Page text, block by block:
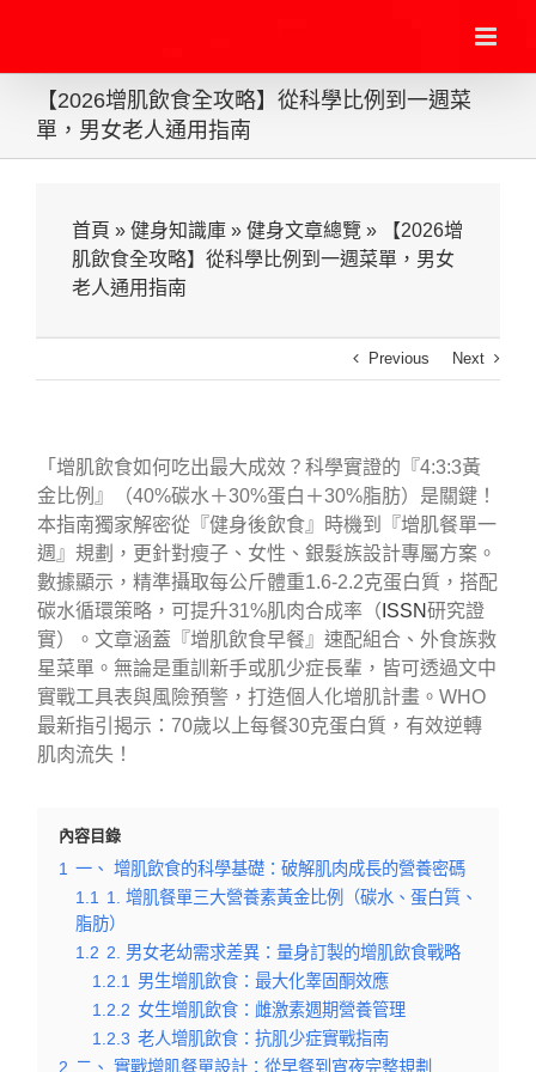
【2026增肌飲食全攻略】從科學比例到一週菜
單，男女老人通用指南
首頁 » 健身知識庫 » 健身文章總覽 »
【2026增
肌飲食全攻略】從科學比例到一週菜單，男女
老人通用指南
Previous Next
「增肌飲食如何吃出最大成效？科學實證的『4:3:3黃
金比例』（40%碳水＋30%蛋白＋30%脂肪）是關鍵！
本指南獨家解密從『健身後飲食』時機到『增肌餐單一
週』規劃，更針對瘦子、女性、銀髮族設計專屬方案。
數據顯示，精準攝取每公斤體重1.6-2.2克蛋白質，搭配
碳水循環策略，可提升31%肌肉合成率（ ISSN研究證
實）。文章涵蓋『增肌飲食早餐』速配組合、外食族救
星菜單。無論是重訓新手或肌少症長輩，皆可透過文中
實戰工具表與風險預警，打造個人化增肌計畫。WHO
最新指引揭示：70歲以上每餐30克蛋白質，有效逆轉
肌肉流失！
內容目錄
1 一、 增肌飲食的科學基礎：破解肌肉成長的營養密碼
1.1
1. 增肌餐單三大營養素黃金比例（碳水、蛋白質、
脂肪）
1.2 2. 男女老幼需求差異：量身訂製的增肌飲食戰略
1.2.1
男生增肌飲食：最大化睾固酮效應
1.2.2 女生增肌飲食：雌激素週期營養管理
1.2.3 老人增肌飲食：抗肌少症實戰指南
2 二、 實戰增肌餐單設計：從早餐到宵夜完整規劃